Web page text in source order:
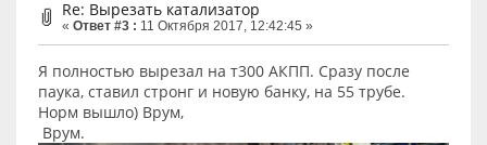
Re: Вырезать катализатор
« Ответ #3 : 11 Октября 2017, 12:42:45 »
Я полностью вырезал на т300 АКПП. Сразу после
паука, ставил стронг и новую банку, на 55 трубе.
Норм вышло) Врум,
Врум.